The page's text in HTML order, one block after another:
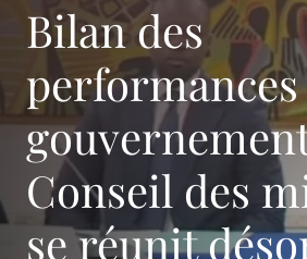
Bilan des
Conseil des
se réunit